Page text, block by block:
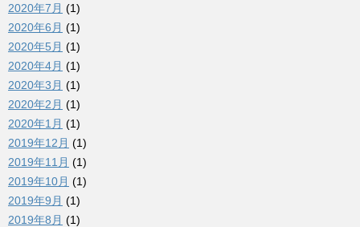
2020年7月 (1)
2020年6月 (1)
2020年5月 (1)
2020年4月 (1)
2020年3月 (1)
2020年2月 (1)
2020年1月 (1)
2019年12月 (1)
2019年11月 (1)
2019年10月 (1)
2019年9月 (1)
2019年8月 (1)